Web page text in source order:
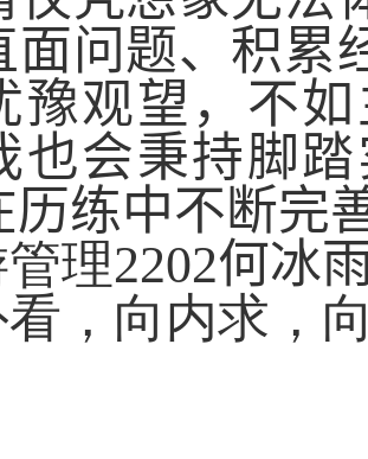
面问题、积累
豫观望，不
也会秉持脚
历练中不断完
理2202何冰
，向内求，